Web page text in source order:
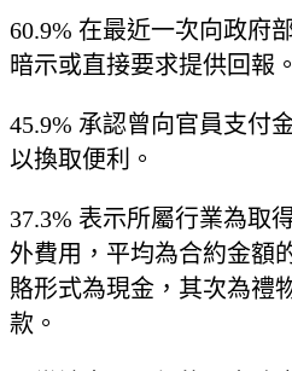
60.9% 在最近一次向政府
暗示或直接要求提供回報。
45.9% 承認曾向官員支付
以換取便利。
37.3% 表示所屬行業為取
外費用，平均為合約金額
賂形式為現金，其次為禮
款。